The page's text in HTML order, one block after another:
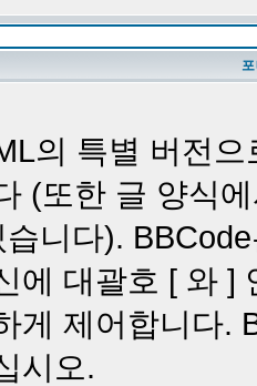
의 특별 버전
(또한 글 양식
니다).
에 대괄호 [ 와 ]
게 제어합니다.
시오.